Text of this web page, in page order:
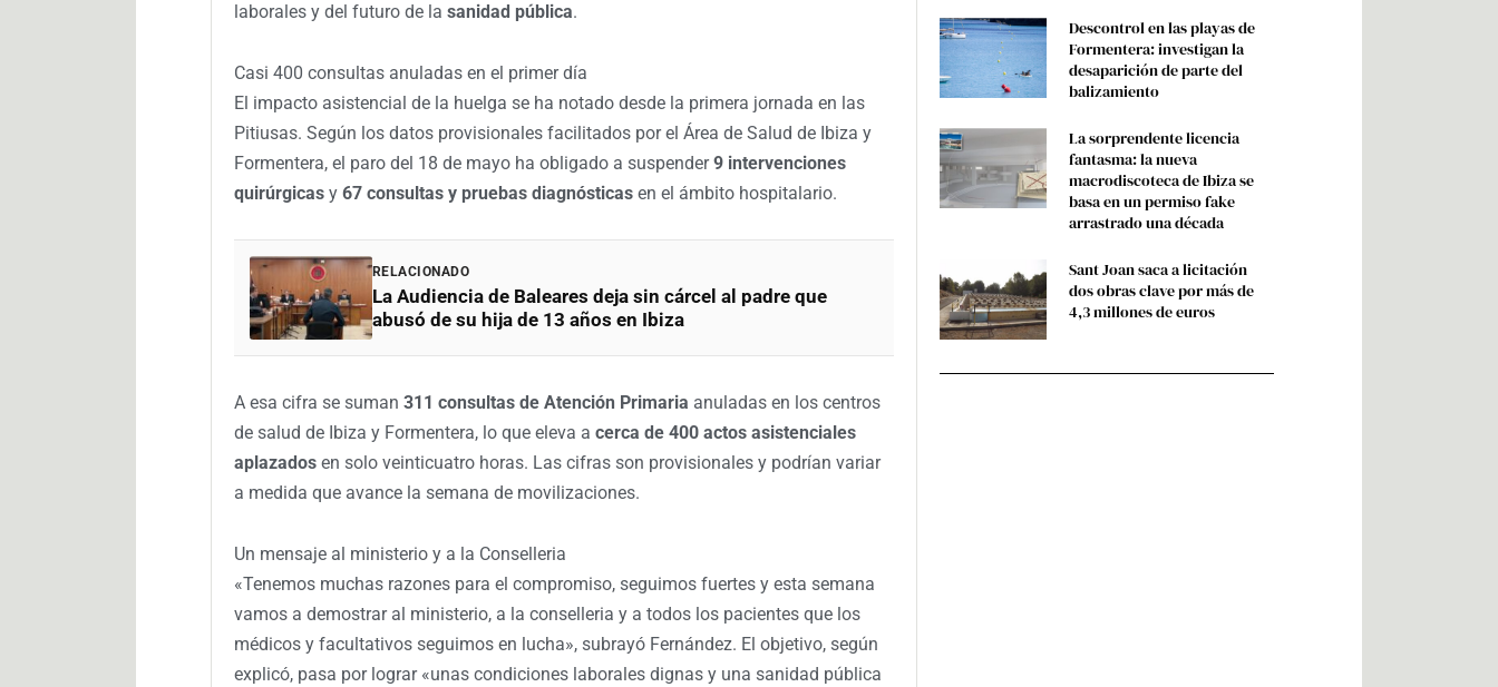
laborales y del futuro de la sanidad pública.
Casi 400 consultas anuladas en el primer día
El impacto asistencial de la huelga se ha notado desde la primera jornada en las
Pitiusas. Según los datos provisionales facilitados por el Área de Salud de Ibiza y
Formentera, el paro del 18 de mayo ha obligado a suspender9 intervenciones
quirúrgicas y 67 consultas y pruebas diagnósticas en el ámbito hospitalario.
RELACIONADO
La Audiencia de Baleares deja sin cárcel al padre que
abusó de su hija de 13 años en Ibiza
A esa cifra se suman 311 consultas de Atención Primaria anuladas en los centros
de salud de Ibiza y Formentera, lo que eleva a cerca de 400 actos asistenciales
aplazados en solo veinticuatro horas. Las cifras son provisionales y podrían variar
a medida que avance la semana de movilizaciones.
Un mensaje al ministerio y a la Conselleria
«Tenemos muchas razones para el compromiso, seguimos fuertes y esta semana
vamos a demostrar al ministerio, a la conselleria y a todos los pacientes que los
médicos y facultativos seguimos en lucha», subrayó Fernández. El objetivo, según
explicó, pasa por lograr «unas condiciones laborales dignas y una sanidad pública
Descontrol en las playas de
Formentera: investigan la
desaparición de parte del
balizamiento
La sorprendente licencia
fantasma: la nueva
macrodiscoteca de Ibiza se
basa en un permiso fake
arrastrado una década
Sant Joan saca a licitación
dos obras clave por más de
4,3 millones de euros